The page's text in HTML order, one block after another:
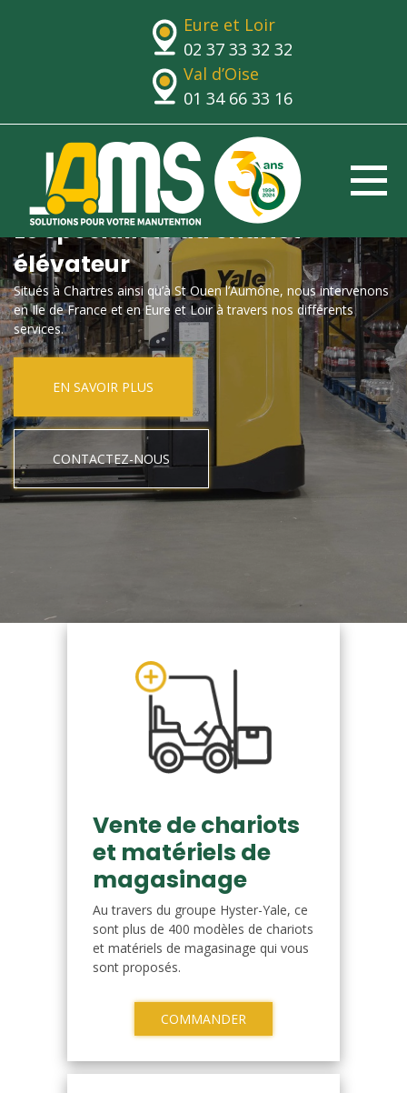
Eure et Loir
02 37 33 32 32
Val d’Oise
01 34 66 33 16
Le spécialiste du chariot
élévateur
Situés à Chartres ainsi qu’à St Ouen l’Aumône, nous intervenons
en Ile de France et en Eure et Loir à travers nos différents
services.
EN SAVOIR PLUS
CONTACTEZ-NOUS
Vente de chariots
et matériels de
magasinage
Au travers du groupe Hyster-Yale, ce
sont plus de 400 modèles de chariots
et matériels de magasinage qui vous
sont proposés.
COMMANDER